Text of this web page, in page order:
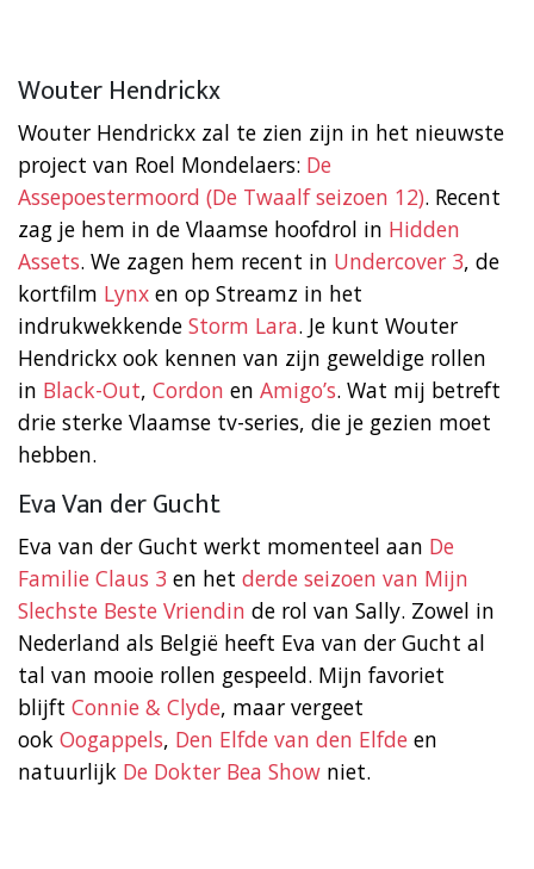
Wouter Hendrickx
Wouter Hendrickx zal te zien zijn in het nieuwste
project van Roel Mondelaers: De
Assepoestermoord (De Twaalf seizoen 12). Recent
zag je hem in de Vlaamse hoofdrol in Hidden
Assets. We zagen hem recent in Undercover 3, de
kortfilm Lynx en op Streamz in het
indrukwekkende Storm Lara. Je kunt Wouter
Hendrickx ook kennen van zijn geweldige rollen
in Black-Out, Cordon en Amigo’s. Wat mij betreft
drie sterke Vlaamse tv-series, die je gezien moet
hebben.
Eva Van der Gucht
Eva van der Gucht werkt momenteel aan De
Familie Claus 3 en het derde seizoen van Mijn
Slechste Beste Vriendin de rol van Sally. Zowel in
Nederland als België heeft Eva van der Gucht al
tal van mooie rollen gespeeld. Mijn favoriet
blijft Connie & Clyde, maar vergeet
ook Oogappels, Den Elfde van den Elfde en
natuurlijk De Dokter Bea Show niet.